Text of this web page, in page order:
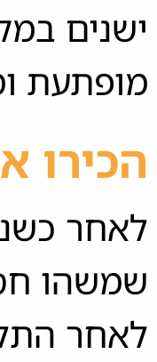
ישנים
מופתעת
הכירו
לאחר
שמשהו
לאחר